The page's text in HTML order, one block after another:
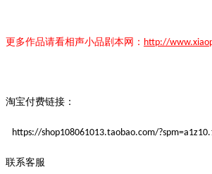
更多作品请看相声小品剧本网： http://
淘宝付费链接：
https://shop108061013.taobao.com/
联系客服